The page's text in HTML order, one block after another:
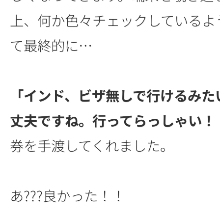
上、何か色々チェックしている
て最終的に…
「インド、ビザ無しで行けるみ
丈夫ですね。行ってらっしゃい！
券を手渡してくれました。
あ???良かった！！